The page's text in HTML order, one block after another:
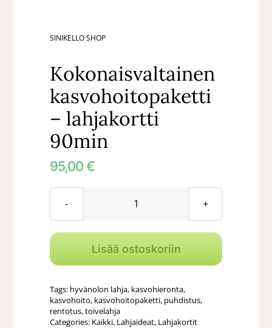
SINIKELLO SHOP
Kokonaisvaltainen
kasvohoitopaketti
– lahjakortti
90min
95,00€
Kokonaisvaltainen
-
lahjakortti
määrä
Lisää ostoskoriin
Tags: hyvänolon lahja, kasvohieronta,
kasvohoito, kasvohoitopaketti, puhdistus,
rentotus,toivelahja
Categories: Kaikki, Lahjaideat, Lahjakortit